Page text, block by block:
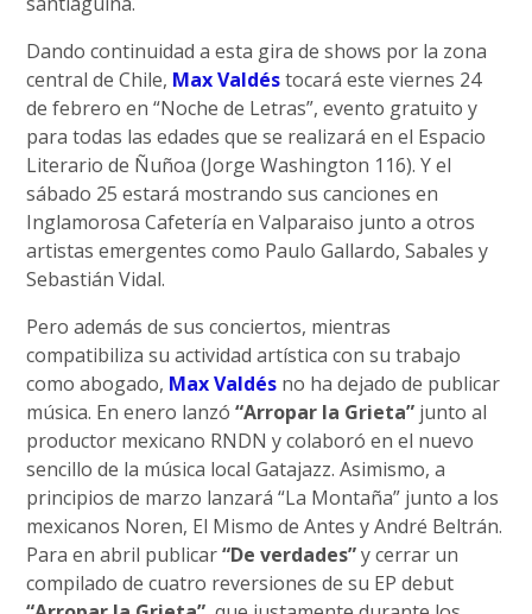
Dando continuidad a esta gira de shows por la zona
central de Chile, Max Valdéstocará este viernes 24
de febrero en “Noche de Letras”, evento gratuito y
para todas las edades que se realizará en el Espacio
Literario de Ñuñoa (Jorge Washington 116). Y el
sábado 25 estará mostrando sus canciones en
Inglamorosa Cafetería en Valparaiso junto a otros
artistas emergentes como Paulo Gallardo, Sabales y
Sebastián Vidal.
Pero además de sus conciertos, mientras
compatibiliza su actividad artística con su trabajo
como abogado, Max Valdés no ha dejado de publicar
música. En enero lanzó“Arropar la Grieta” junto al
productor mexicano RNDN y colaboró en el nuevo
sencillo de la música local Gatajazz. Asimismo, a
principios de marzo lanzará “La Montaña” junto a los
mexicanos Noren, El Mismo de Antes y André Beltrán.
Para en abril publicar“De verdades”y cerrar un
compilado de cuatro reversiones de su EP debut